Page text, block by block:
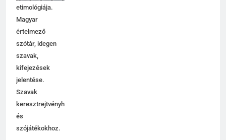
etimológiája.
Magyar
értelmező
szótár, idegen
szavak,
kifejezések
jelentése.
Szavak
keresztrejtvényhez
és
szójátékokhoz.